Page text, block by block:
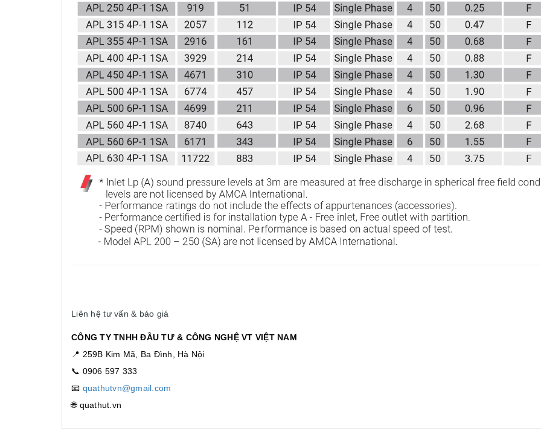
Liên hệ tư vấn & báo giá
CÔNG TY TNHH ĐẦU TƯ & CÔNG NGHỆ VT VIỆT NAM
📍 259B Kim Mã, Ba Đình, Hà Nội
📞 0906 597 333
📧 quathutvn@gmail.com
🌐 quathut.vn